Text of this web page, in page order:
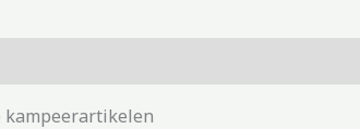
kampeerartikelen